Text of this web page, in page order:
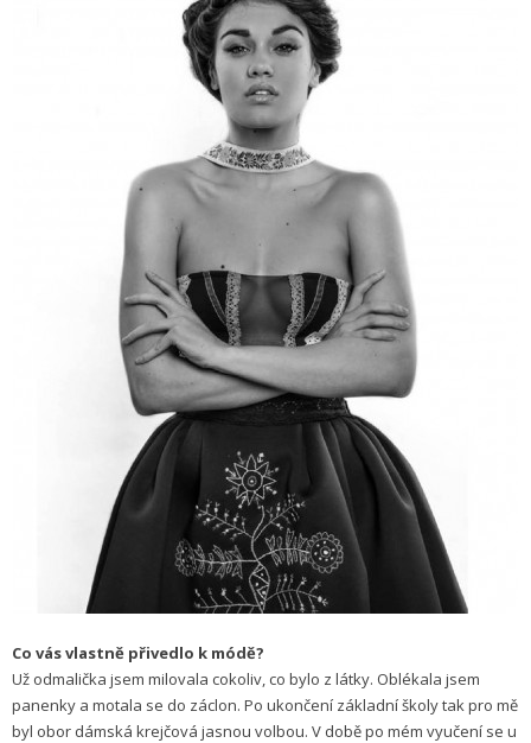
Co vás vlastně přivedlo k módě?
Už odmalička jsem milovala cokoliv, co bylo z látky. Oblékala jsem
panenky a motala se do záclon. Po ukončení základní školy tak pro mě
byl obor dámská krejčová jasnou volbou. V době po mém vyučení se u